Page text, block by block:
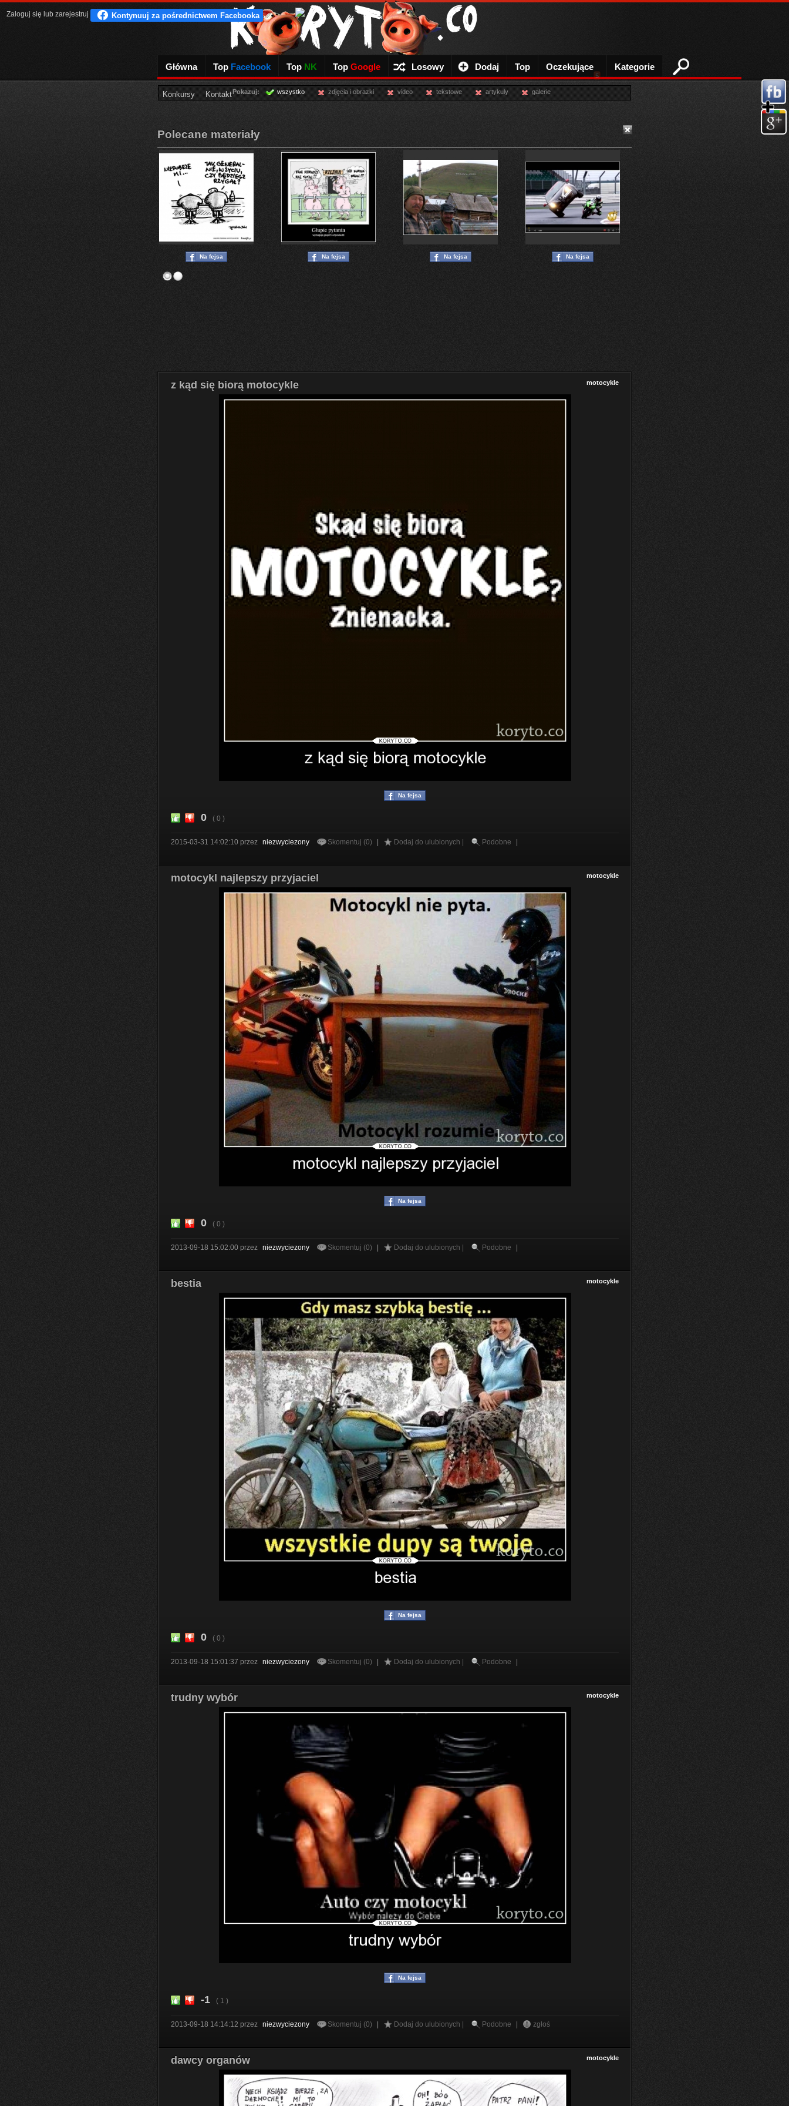
Główna Top Facebook Top NK Top Google Losowy Dodaj Top Oczekujące
5
Kategorie
Konkursy Kontakt
Zaloguj się lub zarejestruj
Pokazuj: wszystko zdjęcia i obrazki video tekstowe artykuly galerie
Polecane materiały
Na fejsa Na fejsa Na fejsa Na fejsa
motocykle
z kąd się biorą motocykle
Na fejsa
0 ( 0 )
2015-03-31 14:02:10 przez niezwyciezony Skomentuj (0) Dodaj do ulubionych | Podobne
motocykle
motocykl najlepszy przyjaciel
Na fejsa
0 ( 0 )
2013-09-18 15:02:00 przez niezwyciezony Skomentuj (0) Dodaj do ulubionych | Podobne
motocykle
bestia
Na fejsa
0 ( 0 )
2013-09-18 15:01:37 przez niezwyciezony Skomentuj (0) Dodaj do ulubionych | Podobne
motocykle
trudny wybór
Na fejsa
-1 ( 1 )
2013-09-18 14:14:12 przez niezwyciezony Skomentuj (0) Dodaj do ulubionych | Podobne zgłoś
motocykle
dawcy organów